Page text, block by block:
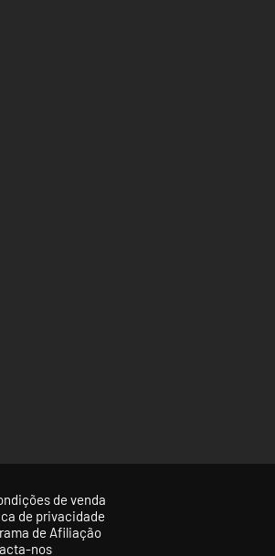
de venda
de privacidade
de Afiliação
nos